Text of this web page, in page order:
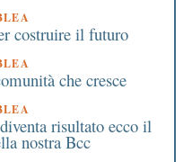
costruire il futuro
che cresce
risultato ecco il
nostra Bcc